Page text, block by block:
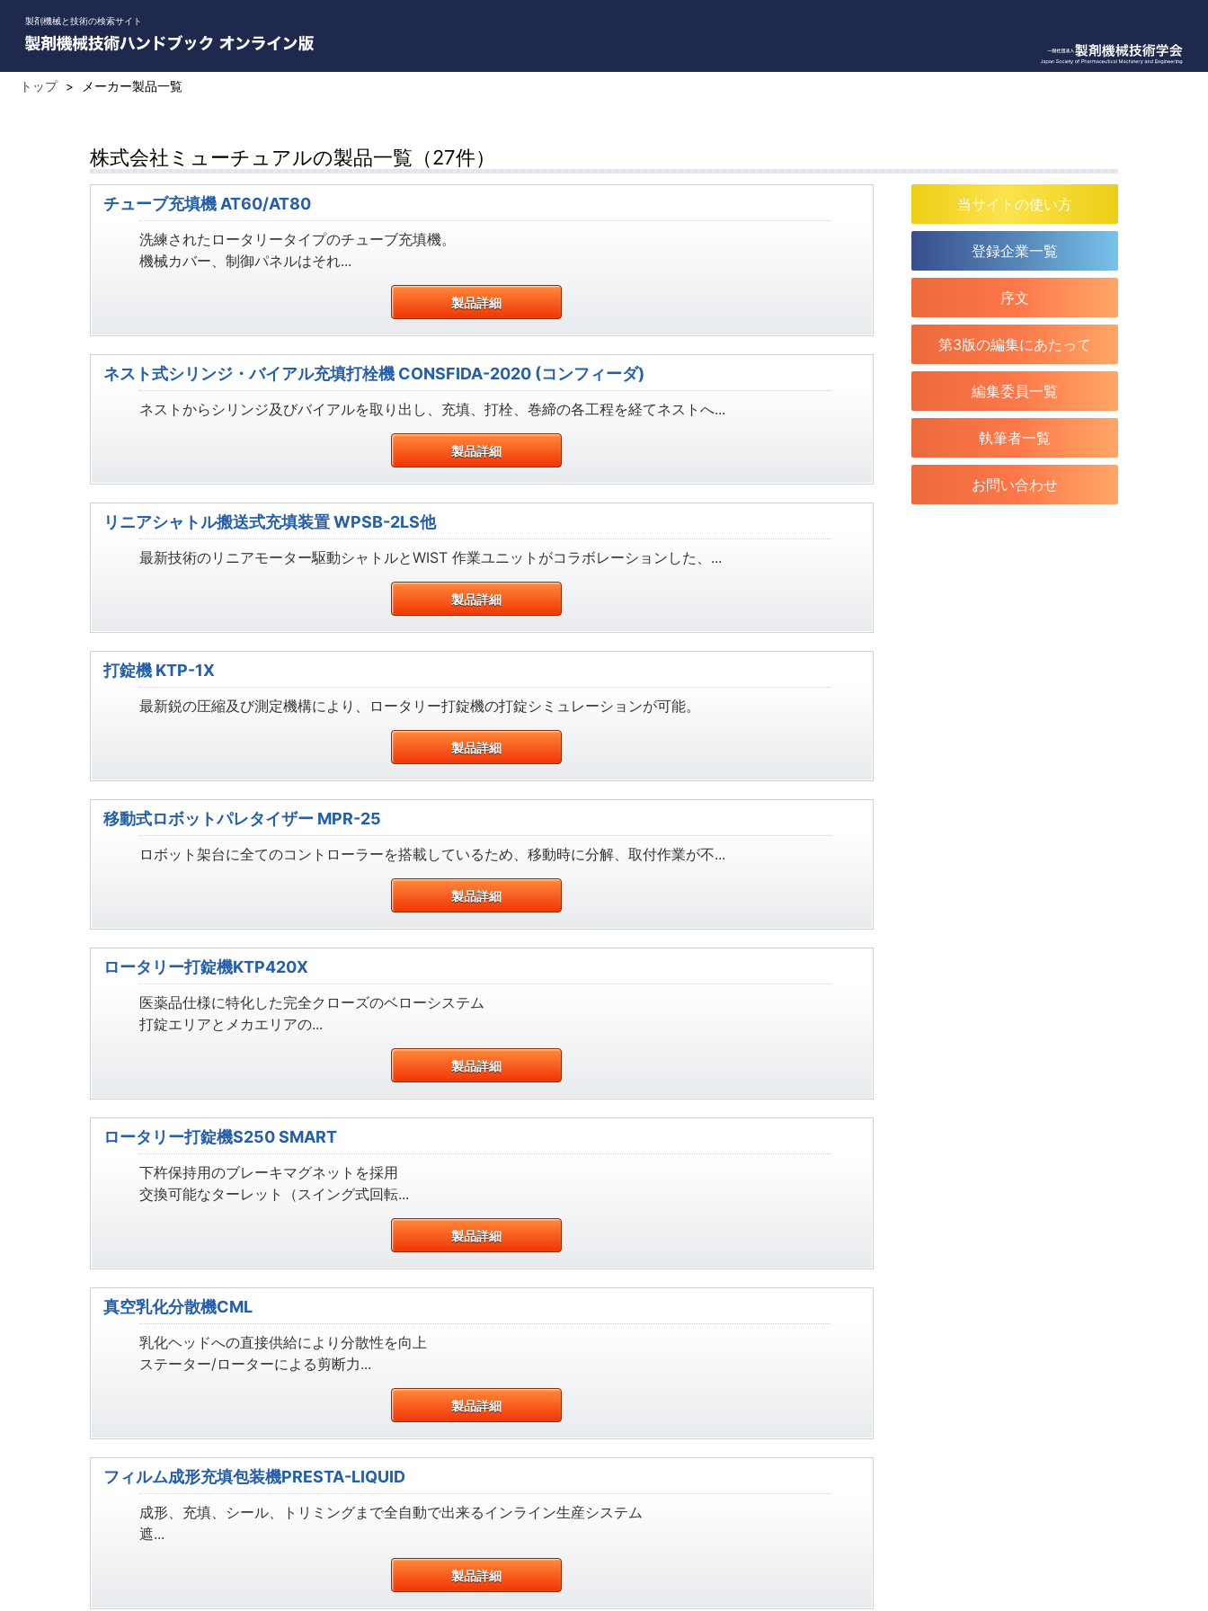
製剤機械と技術の検索サイト
トップ > メーカー製品一覧
株式会社ミューチュアルの製品一覧（27件）
チューブ充填機 AT60/AT80
洗練されたロータリータイプのチューブ充填機。
機械カバー、制御パネルはそれ...
製品詳細
ネスト式シリンジ・バイアル充填打栓機 CONSFIDA-2020 (コンフィーダ)
ネストからシリンジ及びバイアルを取り出し、充填、打栓、巻締の各工程を経てネストへ...
製品詳細
リニアシャトル搬送式充填装置 WPSB-2LS他
最新技術のリニアモーター駆動シャトルとWIST 作業ユニットがコラボレーションした、...
製品詳細
打錠機 KTP-1X
最新鋭の圧縮及び測定機構により、ロータリー打錠機の打錠シミュレーションが可能。
製品詳細
移動式ロボットパレタイザー MPR-25
ロボット架台に全てのコントローラーを搭載しているため、移動時に分解、取付作業が不...
製品詳細
ロータリー打錠機KTP420X
医薬品仕様に特化した完全クローズのベローシステム
打錠エリアとメカエリアの...
製品詳細
ロータリー打錠機S250 SMART
下杵保持用のブレーキマグネットを採用
交換可能なターレット（スイング式回転...
製品詳細
真空乳化分散機CML
乳化ヘッドへの直接供給により分散性を向上
ステーター/ローターによる剪断力...
製品詳細
フィルム成形充填包装機PRESTA-LIQUID
成形、充填、シール、トリミングまで全自動で出来るインライン生産システム
遮...
製品詳細
当サイトの使い方
登録企業一覧
序文
第3版の編集にあたって
編集委員一覧
執筆者一覧
お問い合わせ